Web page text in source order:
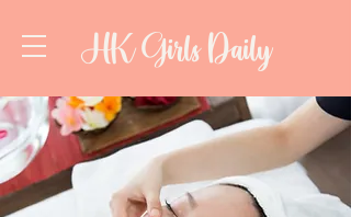
HK Girls Daily